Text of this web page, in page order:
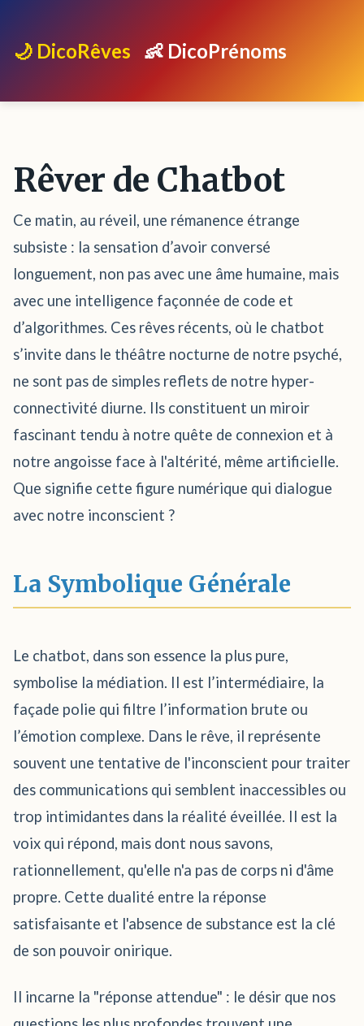
🌙 DicoRêves 👶 DicoPrénoms
Rêver de Chatbot
Ce matin, au réveil, une rémanence étrange
subsiste : la sensation d’avoir conversé
longuement, non pas avec une âme humaine, mais
avec une intelligence façonnée de code et
d’algorithmes. Ces rêves récents, où le chatbot
s’invite dans le théâtre nocturne de notre psyché,
ne sont pas de simples reflets de notre hyper-
connectivité diurne. Ils constituent un miroir
fascinant tendu à notre quête de connexion et à
notre angoisse face à l'altérité, même artificielle.
Que signifie cette figure numérique qui dialogue
avec notre inconscient ?
La Symbolique Générale
Le chatbot, dans son essence la plus pure,
symbolise la médiation. Il est l’intermédiaire, la
façade polie qui filtre l’information brute ou
l’émotion complexe. Dans le rêve, il représente
souvent une tentative de l'inconscient pour traiter
des communications qui semblent inaccessibles ou
trop intimidantes dans la réalité éveillée. Il est la
voix qui répond, mais dont nous savons,
rationnellement, qu'elle n'a pas de corps ni d'âme
propre. Cette dualité entre la réponse
satisfaisante et l'absence de substance est la clé
de son pouvoir onirique.
Il incarne la "réponse attendue" : le désir que nos